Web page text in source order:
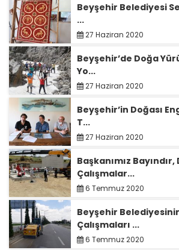
Beyşehir Belediyesi
...
27 Haziran 2020
Beyşehir’de Doğa
Yo...
27 Haziran 2020
Beyşehir’in Doğası
T...
27 Haziran 2020
Başkanımız
Çalışmalar...
6 Temmuz 2020
Beyşehir
Çalışmaları ...
6 Temmuz 2020